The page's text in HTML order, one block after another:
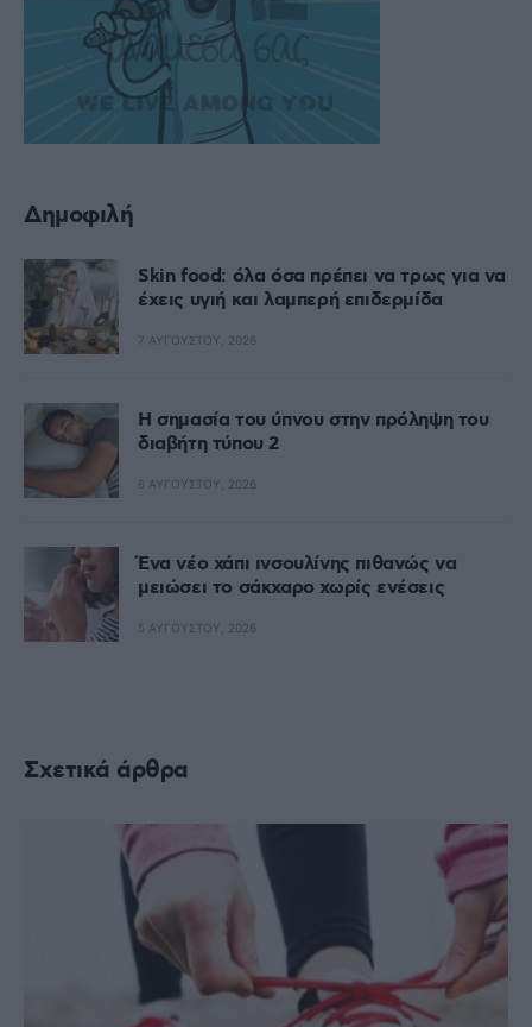
Δημοφιλή
Skin food: όλα όσα πρέπει να τρως για να
έχεις υγιή και λαμπερή επιδερμίδα
7 ΑΥΓΟΎΣΤΟΥ, 2026
Η σημασία του ύπνου στην πρόληψη του
διαβήτη τύπου 2
6 ΑΥΓΟΎΣΤΟΥ, 2026
Ένα νέο χάπι ινσουλίνης πιθανώς να
μειώσει το σάκχαρο χωρίς ενέσεις
5 ΑΥΓΟΎΣΤΟΥ, 2026
Σχετικά άρθρα